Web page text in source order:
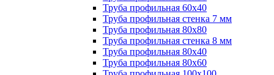
Труба профильная 60х40
Труба профильная стенка 7 мм
Труба профильная 80х80
Труба профильная стенка 8 мм
Труба профильная 80х40
Труба профильная 80х60